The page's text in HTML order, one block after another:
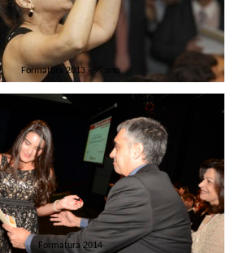
Formatura 2013 - 9º ano
Formatura 2014